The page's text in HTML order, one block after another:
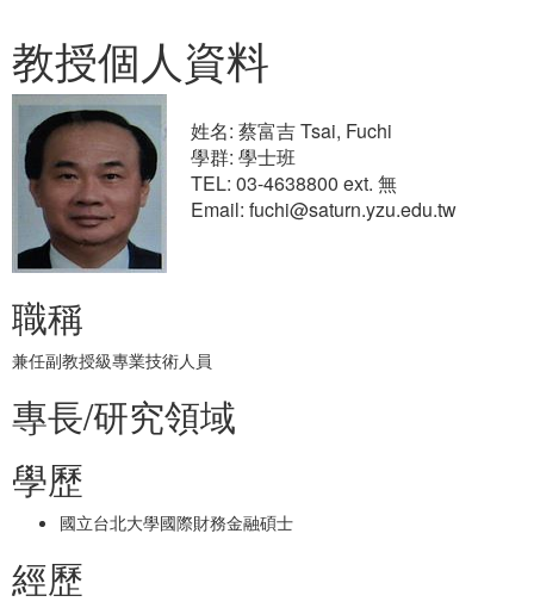
教授個人資料
姓名: 蔡富吉 Tsai, Fuchi
學群: 學士班
TEL: 03-4638800 ext. 無
Email: fuchi@saturn.yzu.edu.tw
職稱
兼任副教授級專業技術人員
專長/研究領域
學歷
國立台北大學國際財務金融碩士
經歷